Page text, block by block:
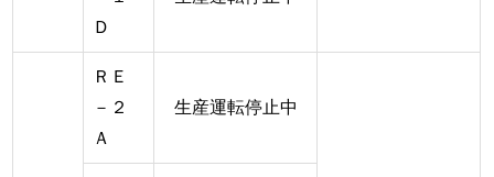
Ｄ
ＲＥ
－２
Ａ
生産運転停止中